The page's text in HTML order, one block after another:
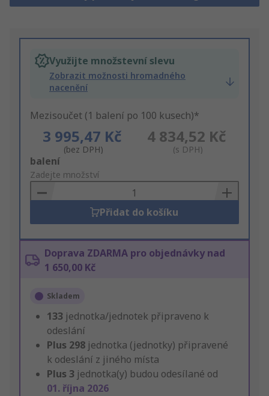
Využijte množstevní slevu
Zobrazit možnosti hromadného
nacenění
Mezisoučet (1 balení po 100 kusech)*
3 995,47 Kč
(bez DPH)
4 834,52 Kč
(s DPH)
Add
to
Basket
balení
Zadejte množství
Přidat do košíku
Doprava ZDARMA pro objednávky nad
1 650,00 Kč
Skladem
133 jednotka/jednotek připraveno k
odeslání
Plus 298 jednotka (jednotky) připravené
k odeslání z jiného místa
Plus 3 jednotka(y) budou odesílané od
01. října 2026